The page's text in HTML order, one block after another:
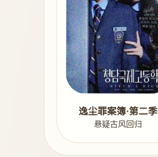
逸尘罪案簿·第二季
悬疑古风回归